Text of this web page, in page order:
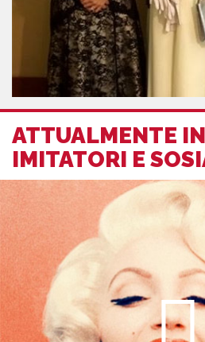
ATTUALMENTE
IMITATORI E